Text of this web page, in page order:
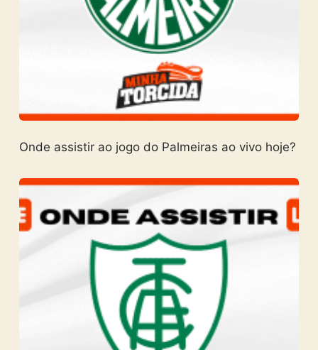
Onde assistir ao jogo do Palmeiras ao vivo hoje?